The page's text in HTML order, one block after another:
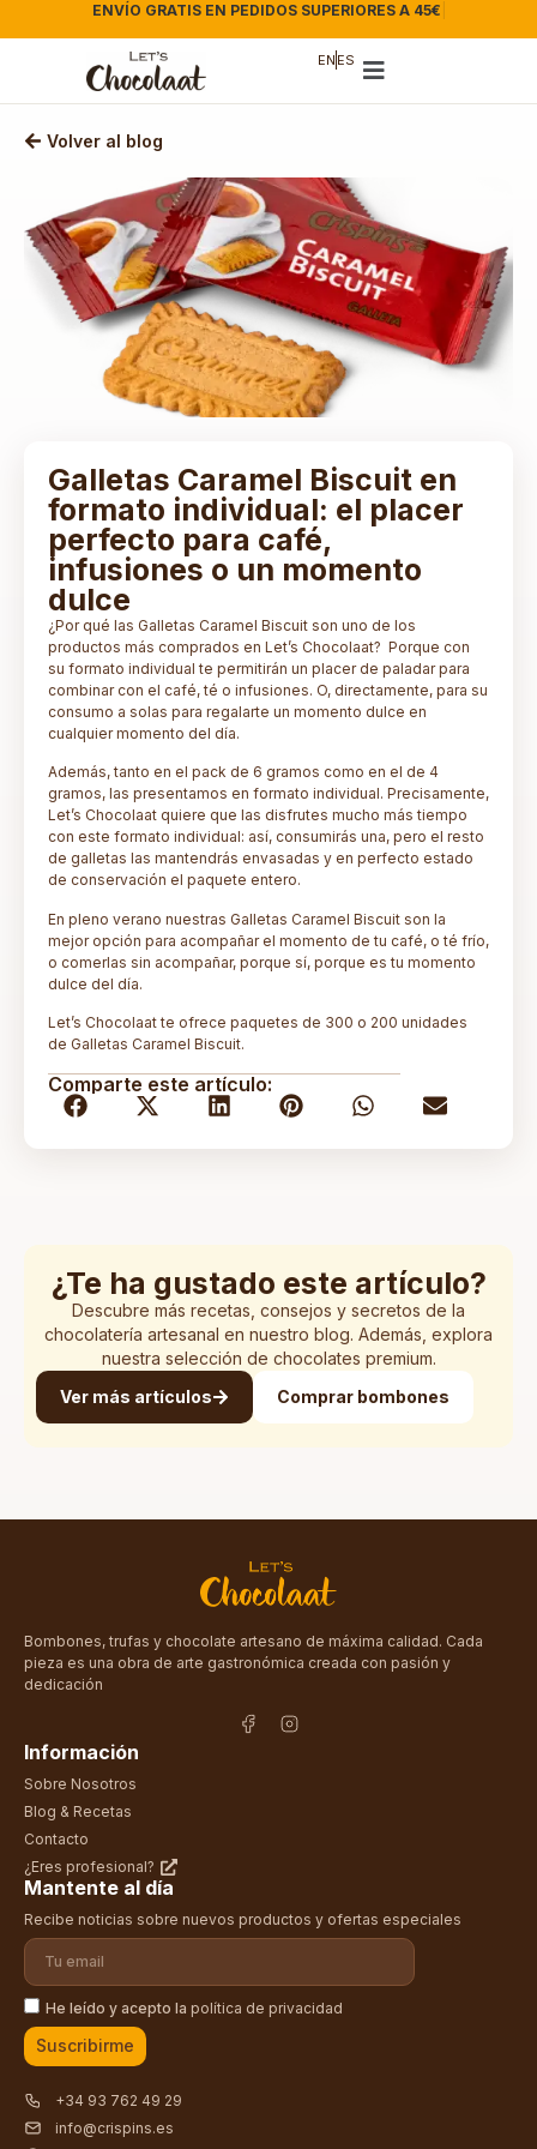
ENVÍO GRATIS EN PEDIDOS SUPERIORES A 45€
EN ES
Volver al blog
Galletas Caramel Biscuit en
formato individual: el placer
perfecto para café,
infusiones o un momento
dulce
¿Por qué las Galletas Caramel Biscuit son uno de los
productos más comprados en Let’s Chocolaat? Porque con
su formato individual te permitirán un placer de paladar para
combinar con el café, té o infusiones. O, directamente, para su
consumo a solas para regalarte un momento dulce en
cualquier momento del día.
Además, tanto en el pack de 6 gramos como en el de 4
gramos, las presentamos en formato individual. Precisamente,
Let’s Chocolaat quiere que las disfrutes mucho más tiempo
con este formato individual: así, consumirás una, pero el resto
de galletas las mantendrás envasadas y en perfecto estado
de conservación el paquete entero.
En pleno verano nuestras Galletas Caramel Biscuit son la
mejor opción para acompañar el momento de tu café, o té frío,
o comerlas sin acompañar, porque sí, porque es tu momento
dulce del día.
Let’s Chocolaat te ofrece paquetes de 300 o 200 unidades
de Galletas Caramel Biscuit.
Comparte este artículo:
¿Te ha gustado este artículo?
Descubre más recetas, consejos y secretos de la
chocolatería artesanal en nuestro blog. Además, explora
nuestra selección de chocolates premium.
Ver más artículos
Comprar bombones
Bombones, trufas y chocolate artesano de máxima calidad. Cada
pieza es una obra de arte gastronómica creada con pasión y
dedicación
Información
Sobre Nosotros
Blog & Recetas
Contacto
¿Eres profesional?
Mantente al día
Recibe noticias sobre nuevos productos y ofertas especiales
He leído y acepto la política de privacidad
Suscribirme
+34 93 762 49 29
info@crispins.es